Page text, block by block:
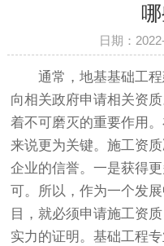
日期：
通常，地基基础工
向相关政府申请相关资
着不可磨灭的重要作用
来说更为关键。施工资
企业的信誉。一是获得
可。所以，作为一个发
目，就必须申请施工资
实力的证明。基础工程